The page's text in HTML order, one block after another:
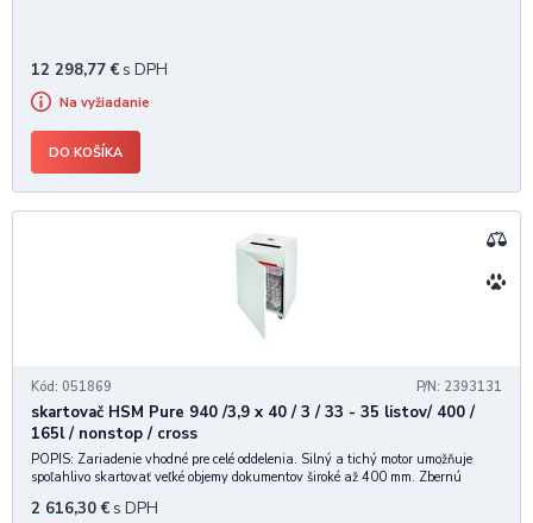
12 298,77 € s DPH
Na vyžiadanie
DO KOŠÍKA
Kód: 051869 P/N: 2393131
skartovač HSM Pure 940 /3,9 x 40 / 3 / 33 - 35 listov/ 400 /
165l / nonstop / cross
POPIS: Zariadenie vhodné pre celé oddelenia. Silný a tichý motor umožňuje
spoľahlivo skartovať veľké objemy dokumentov široké až 400 mm. Zbernú
Vysokokvalitné materiály "Made in G
2 616,30 € s DPH